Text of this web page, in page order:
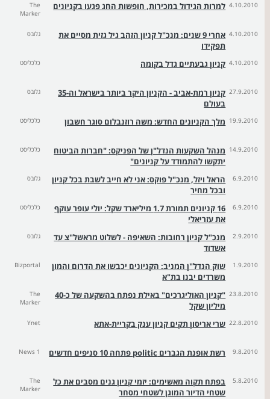
4.10.2010 למרות הגידול במכירות, חופשות החג פגעו בקניונים
The
Marker
4.10.2010
אחרי 9 שנים: מנכ"ל קניון הזהב גיל גזית מסיים את
תפקידו
גלובס
4.10.2010 קניון גבעתיים גדל בקומה כלכליסט
27.9.2010
קניון רמת-אביב - הקניון היקר ביותר בישראל וה-35
בעולם
גלובס
19.9.2010 מלך הקניונים החדש: משה רוזנבלום סוגר חשבון כלכליסט
14.9.2010 מנהל השקעות הנדל"ן של הפניקס: "חברות הביטוח
יתקשו להתמודד על קניונים"
כלכליסט
6.9.2010
הראל ויזל, מנכ"ל פוקס: אני לא חייב לשבת בכל קניון
ובכל מחיר
גלובס
6.9.2010
16 קניונים תמורת 1.7 מיליארד שקל: יולי עופר עוקף
את עזריאלי
כלכליסט
2.9.2010
מנכ"ל קניון רחובות: השאיפה - לשלוט מראשל"צ עד
אשדוד
גלובס
1.9.2010
שוק הנדל"ן המניב: הקניונים יכבשו את הדרום והמון
משרדים יבנו בת"א
Bizportal
23.8.2010
"קניון האוליגרכים" באילת נפתח בהשקעה של כ-40
מיליון שקל
The
Marker
22.8.2010 שרי אריסון תקים קניון ענק בקריית-אתא Ynet
9.8.2010 רשת אופנת הגברים politic פתחה 10 סניפים חדשים News 1
5.8.2010
בפתח תקוה מאשימים: יזמי קניון גנים מסבים את כל
שטחי הדיור המוגן לשטחי מסחר
The
Marker